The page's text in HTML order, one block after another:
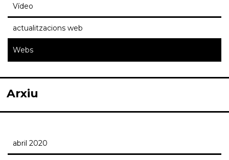
Vídeo
actualitzacions web
Webs
Arxiu
abril 2020